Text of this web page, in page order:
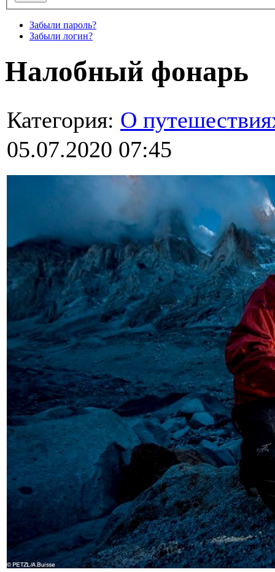
Забыли пароль?
Забыли логин?
Налобный фонарь
Категория: О
05.07.2020 07:45